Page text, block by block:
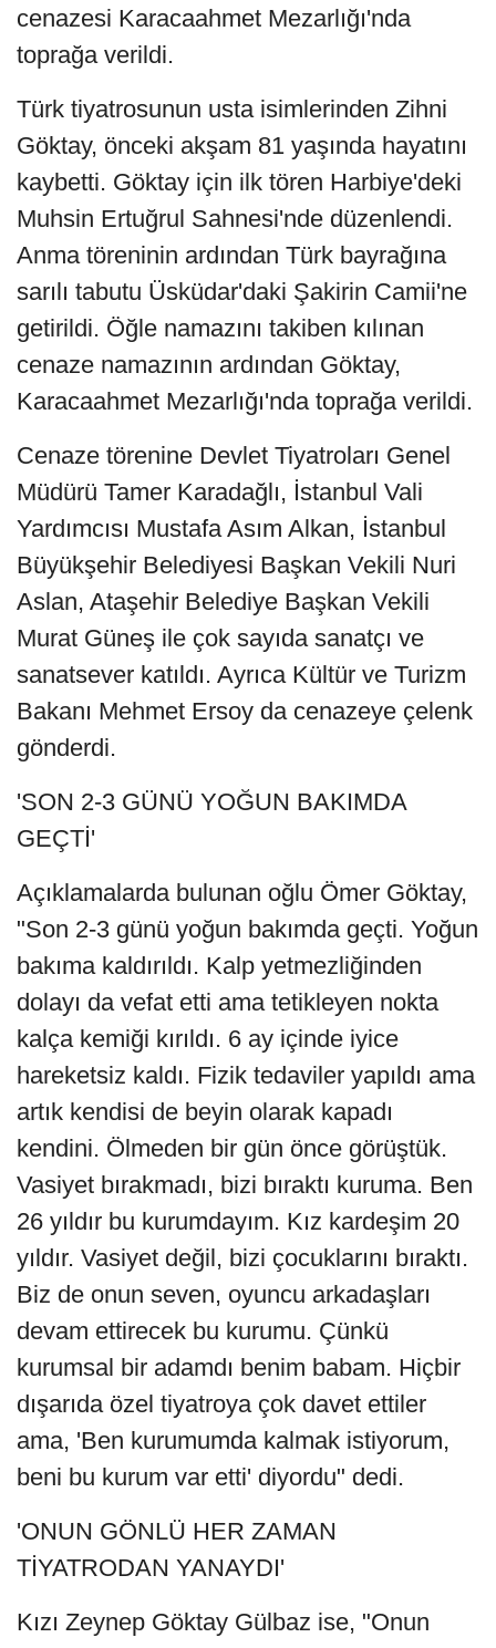
cenazesi Karacaahmet Mezarlığı'nda
toprağa verildi.
Türk tiyatrosunun usta isimlerinden Zihni
Göktay, önceki akşam 81 yaşında hayatını
kaybetti. Göktay için ilk tören Harbiye'deki
Muhsin Ertuğrul Sahnesi'nde düzenlendi.
Anma töreninin ardından Türk bayrağına
sarılı tabutu Üsküdar'daki Şakirin Camii'ne
getirildi. Öğle namazını takiben kılınan
cenaze namazının ardından Göktay,
Karacaahmet Mezarlığı'nda toprağa verildi.
Cenaze törenine Devlet Tiyatroları Genel
Müdürü Tamer Karadağlı, İstanbul Vali
Yardımcısı Mustafa Asım Alkan, İstanbul
Büyükşehir Belediyesi Başkan Vekili Nuri
Aslan, Ataşehir Belediye Başkan Vekili
Murat Güneş ile çok sayıda sanatçı ve
sanatsever katıldı. Ayrıca Kültür ve Turizm
Bakanı Mehmet Ersoy da cenazeye çelenk
gönderdi.
'SON 2-3 GÜNÜ YOĞUN BAKIMDA
GEÇTİ'
Açıklamalarda bulunan oğlu Ömer Göktay,
"Son 2-3 günü yoğun bakımda geçti. Yoğun
bakıma kaldırıldı. Kalp yetmezliğinden
dolayı da vefat etti ama tetikleyen nokta
kalça kemiği kırıldı. 6 ay içinde iyice
hareketsiz kaldı. Fizik tedaviler yapıldı ama
artık kendisi de beyin olarak kapadı
kendini. Ölmeden bir gün önce görüştük.
Vasiyet bırakmadı, bizi bıraktı kuruma. Ben
26 yıldır bu kurumdayım. Kız kardeşim 20
yıldır. Vasiyet değil, bizi çocuklarını bıraktı.
Biz de onun seven, oyuncu arkadaşları
devam ettirecek bu kurumu. Çünkü
kurumsal bir adamdı benim babam. Hiçbir
dışarıda özel tiyatroya çok davet ettiler
ama, 'Ben kurumumda kalmak istiyorum,
beni bu kurum var etti' diyordu" dedi.
'ONUN GÖNLÜ HER ZAMAN
TİYATRODAN YANAYDI'
Kızı Zeynep Göktay Gülbaz ise, "Onun